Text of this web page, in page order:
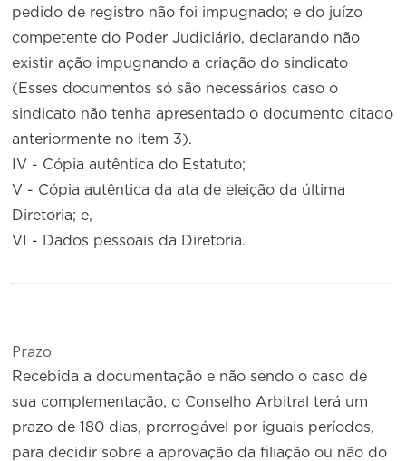
pedido de registro não foi impugnado; e do juízo
competente do Poder Judiciário, declarando não
existir ação impugnando a criação do sindicato
(Esses documentos só são necessários caso o
sindicato não tenha apresentado o documento citado
anteriormente no item 3).
IV - Cópia autêntica do Estatuto;
V - Cópia autêntica da ata de eleição da última
Diretoria; e,
VI - Dados pessoais da Diretoria.
Prazo
Recebida a documentação e não sendo o caso de
sua complementação, o Conselho Arbitral terá um
prazo de 180 dias, prorrogável por iguais períodos,
para decidir sobre a aprovação da filiação ou não do